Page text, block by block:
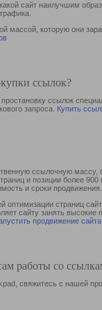
сайт наилучшим
которую они
ссылок?
ссылок
запроса. Купить
ссылочную
и позиции более
и сроки продвижения.
страниц
сайту занять
продвижение сайта
работы со
свяжитесь с нашей